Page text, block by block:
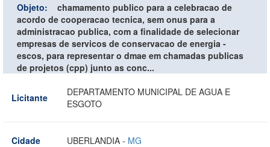
Objeto:
chamamento publico para a celebracao de
acordo de cooperacao tecnica, sem onus para a
administracao publica, com a finalidade de selecionar
empresas de servicos de conservacao de energia -
escos, para representar o dmae em chamadas publicas
de projetos (cpp) junto as conc...
Licitante
DEPARTAMENTO MUNICIPAL DE AGUA E
ESGOTO
Cidade UBERLANDIA - MG